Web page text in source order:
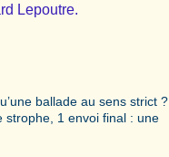
Lepoutre.
ballade au sens strict ?
strophe, 1 envoi final : une